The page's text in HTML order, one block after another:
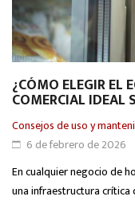
¿CÓMO ELEGIR EL
COMERCIAL IDEAL
Consejos de uso y
6 de febrero de 2026
En cualquier negocio de
una infraestructura crítica